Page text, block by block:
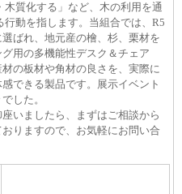
質化する」など、⽊の利⽤を通
⾏動を指します。当組合では、R5
ばれ、地元産の檜、杉、栗材を
用の多機能性デスク＆チェア
の板材や角材の良さを、実際に
できる製品です。展示イベント
した。
いましたら、まずはご相談から
りますので、お気軽にお問い合